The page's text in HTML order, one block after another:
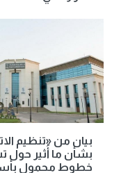
بيان من «تنظيم
بشأن ما أُثير حول
خطوط محمول